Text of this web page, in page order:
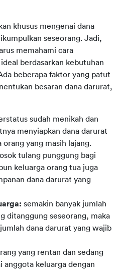
khusus mengenai dana
seseorang. Jadi,
memahami cara
berdasarkan kebutuhan
beberapa faktor yang patut
besaran dana darurat,
sudah menikah dan
menyiapkan dana darurat
orang yang masih lajang.
tulang punggung bagi
keluarga orang tua juga
dana darurat yang
semakin banyak jumlah
ditanggung seseorang, maka
dana darurat yang wajib
yang rentan dan sedang
anggota keluarga dengan